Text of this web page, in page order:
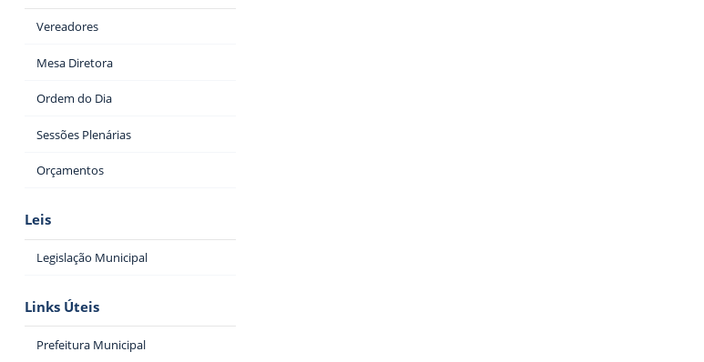
Vereadores
Mesa Diretora
Ordem do Dia
Sessões Plenárias
Orçamentos
Leis
Legislação Municipal
Links Úteis
Prefeitura Municipal